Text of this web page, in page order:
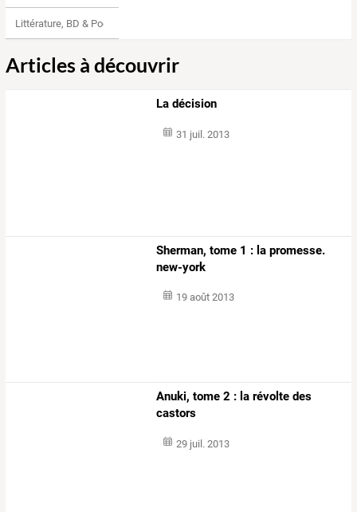
Littérature, BD & Poésie
Articles à découvrir
La décision
31 juil. 2013
Sherman, tome 1 : la promesse.
new-york
19 août 2013
Anuki, tome 2 : la révolte des
castors
29 juil. 2013